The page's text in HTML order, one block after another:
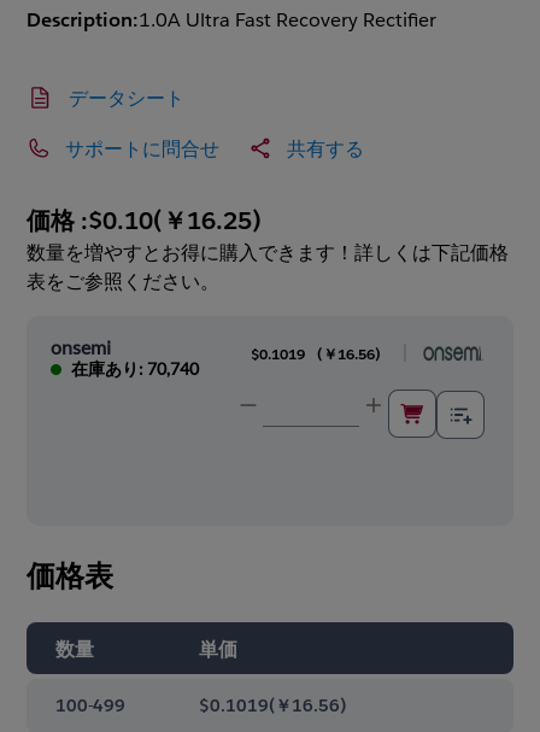
Description:1.0A Ultra Fast Recovery Rectifier
データシート
サポートに問合せ 共有する
価格 :$0.10(￥16.25)
数量を増やすとお得に購入できます！詳しくは下記価格
表をご参照ください。
onsemi
在庫あり: 70,740
$0.1019 ( ￥16.56)
価格表
数量 単価
100-499 $0.1019(￥16.56)